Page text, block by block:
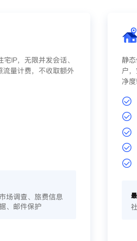
IP，无限并发会话、
量计费，不收取额外
场调查、旅费信息
、邮件保护
静
户
净度